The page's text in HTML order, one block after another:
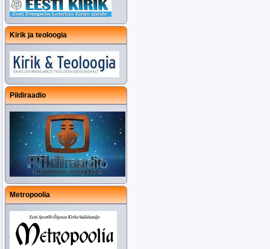
Kirik ja teoloogia
Pildiraadio
Metropoolia